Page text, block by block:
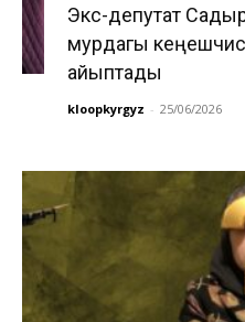
Экс-депутат
мурдагы
айыптады
kloopkyrgyz - 25/06/2026